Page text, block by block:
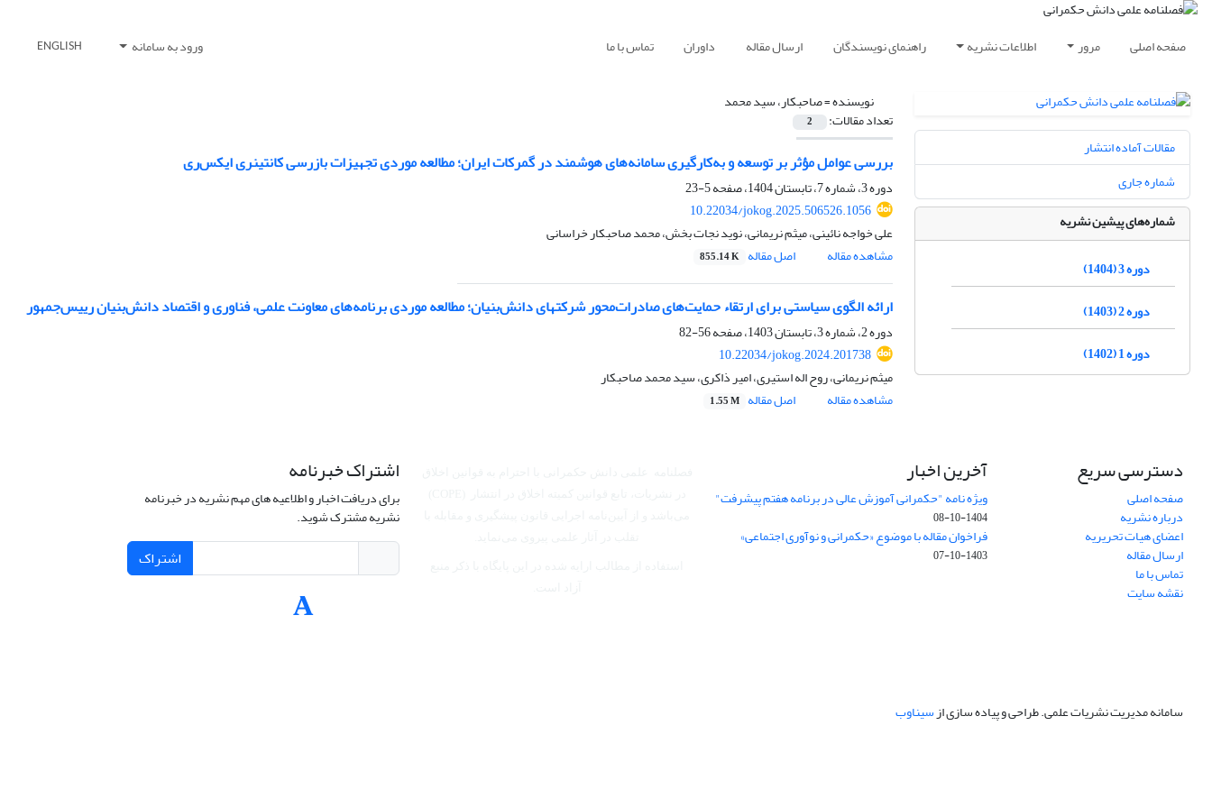
صفحه اصلی مرور اطلاعات نشریه راهنمای نویسندگان ارسال مقاله داوران تماس با ما ورود به سامانه ENGLISH
نویسنده =صاحبکار، سید محمد
تعداد مقالات: 2
بررسی عوامل مؤثر بر توسعه و به‌کارگیری سامانه‌های هوشمند در گمرکات ایران؛ مطالعه موردی تجهیزات بازرسی کانتینری ایکس‌ری
دوره 3، شماره 7، تابستان 1404، صفحه
5-23
10.22034/jokog.2025.506526.1056
علی خواجه نائینی، میثم نریمانی، نوید نجات بخش، محمد صاحبکار خراسانی
مشاهده مقاله
اصل مقاله 855.14 K
ارائه الگوی سیاستی برای ارتقاء حمایت‌های صادرات‌محور شرکتهای دانش‌بنیان؛ مطالعه موردی برنامه‌های معاونت علمی، فناوری و اقتصاد دانش‌بنیان رییس‌جمهور
دوره 2، شماره 3، تابستان 1403، صفحه
56-82
10.22034/jokog.2024.201738
میثم نریمانی، روح اله استیری، امیر ذاکری، سید محمد صاحبکار
مشاهده مقاله
اصل مقاله 1.55 M
مقالات آماده انتشار
شماره جاری
شماره‌های پیشین نشریه
دوره 3 (1404)
دوره 2 (1403)
دوره 1 (1402)
دسترسی سریع
صفحه اصلی
درباره نشریه
اعضای هیات تحریریه
ارسال مقاله
تماس با ما
نقشه سایت
آخرین اخبار
ویژه نامه "حکمرانی آموزش عالی در برنامه هفتم پیشرفت"
1404-10-08
فراخوان مقاله با موضوع «حکمرانی و نوآوری اجتماعی»
1403-10-07
اشتراک خبرنامه
برای دریافت اخبار و اطلاعیه های مهم نشریه در خبرنامه
نشریه مشترک شوید.
اشتراک
سامانه مدیریت نشریات علمی.طراحی و پیاده سازی ازسیناوب